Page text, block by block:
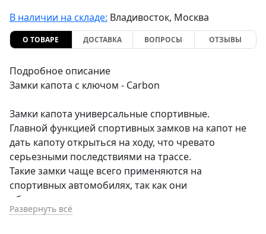
В наличии на складе: Владивосток, Москва
О ТОВАРЕ ДОСТАВКА ВОПРОСЫ ОТЗЫВЫ
Подробное описание
Замки капота с ключом - Carbon
Замки капота универсальные спортивные.
Главной функцией спортивных замков на капот не
дать капоту открыться на ходу, что чревато
серьезными последствиями на трассе.
Такие замки чаще всего применяются на
спортивных автомобилях, так как они
обеспечивают дополнительную надежность
крепления капота, а также предотвращают его
Развернуть всё